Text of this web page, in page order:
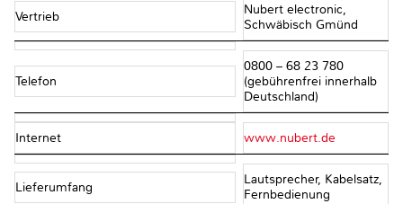
Vertrieb
Nubert electronic,
Schwäbisch Gmünd
Telefon
0800 – 68 23 780
(gebührenfrei innerhalb
Deutschland)
Internet www.nubert.de
Lieferumfang
Lautsprecher, Kabelsatz,
Fernbedienung